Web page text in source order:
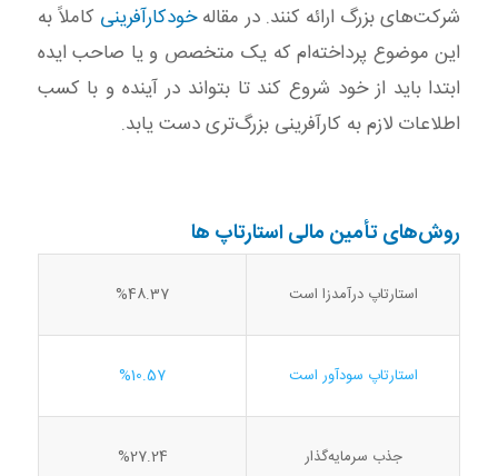
شرکت‌های بزرگ ارائه کنند. در مقالهخودکارآفرینی کاملاً به
این موضوع پرداخته‌ام که یک متخصص و یا صاحب ایده
ابتدا باید از خود شروع کند تا بتواند در آینده و با کسب
اطلاعات لازم به کارآفرینی بزرگ‌تری دست یابد.
روش‌های تأمین مالی استارتاپ ها
استارتاپ درآمدزا است %48.37
استارتاپ سودآور است %10.57
جذب سرمایه‌گذار %27.24